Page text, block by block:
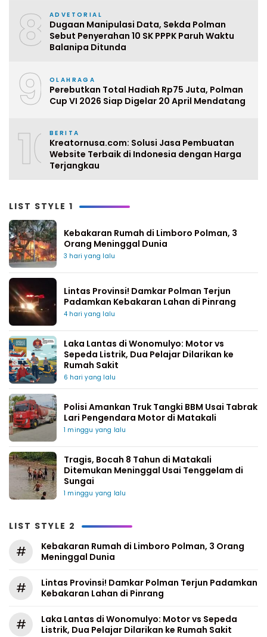
8 ADVETORIAL
Dugaan Manipulasi Data, Sekda Polman
Sebut Penyerahan 10 SK PPPK Paruh Waktu
Balanipa Ditunda
9 OLAHRAGA
Perebutkan Total Hadiah Rp75 Juta, Polman
Cup VI 2026 Siap Digelar 20 April Mendatang
10BERITA
Kreatornusa.com: Solusi Jasa Pembuatan
Website Terbaik di Indonesia dengan Harga
Terjangkau
LIST STYLE 1
Kebakaran Rumah di Limboro Polman, 3
Orang Meninggal Dunia
3 hari yang lalu
Lintas Provinsi! Damkar Polman Terjun
Padamkan Kebakaran Lahan di Pinrang
4 hari yang lalu
Laka Lantas di Wonomulyo: Motor vs
Sepeda Listrik, Dua Pelajar Dilarikan ke
Rumah Sakit
6 hari yang lalu
Polisi Amankan Truk Tangki BBM Usai Tabrak
Lari Pengendara Motor di Matakali
1 minggu yang lalu
Tragis, Bocah 8 Tahun di Matakali
Ditemukan Meninggal Usai Tenggelam di
Sungai
1 minggu yang lalu
LIST STYLE 2
#
Kebakaran Rumah di Limboro Polman, 3 Orang
Meninggal Dunia
#
Lintas Provinsi! Damkar Polman Terjun Padamkan
Kebakaran Lahan di Pinrang
#
Laka Lantas di Wonomulyo: Motor vs Sepeda
Listrik, Dua Pelajar Dilarikan ke Rumah Sakit